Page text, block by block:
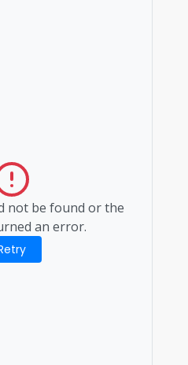
not be found or the
an error.